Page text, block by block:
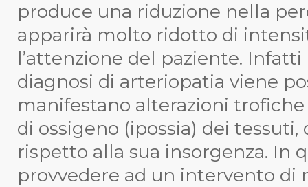
produce una riduzione nella
apparirà molto ridotto di
l’attenzione del paziente.
diagnosi di arteriopatia viene
manifestano alterazioni
di ossigeno (ipossia) dei
rispetto alla sua insorgenza. In
provvedere ad un intervento di